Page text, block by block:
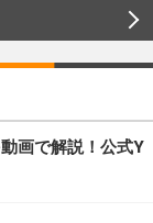
画で解説！公式Y